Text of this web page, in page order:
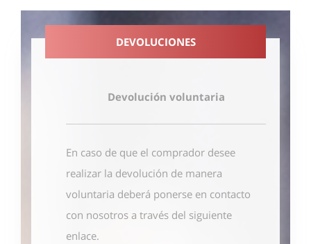
DEVOLUCIONES
Devolución voluntaria
En caso de que el comprador desee
realizar la devolución de manera
voluntaria deberá ponerse en contacto
con nosotros a través del siguiente
enlace.